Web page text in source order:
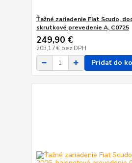
Ťažné zariadenie Fiat Scudo,
skrutkové prevedenie A, C0725
249,90 €
203,17 € bez DPH
Pridať do